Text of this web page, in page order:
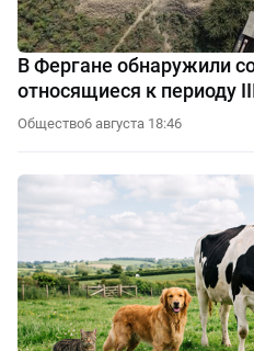
В Фергане обнаружили
относящиеся к периоду
Общество6 августа 18:46